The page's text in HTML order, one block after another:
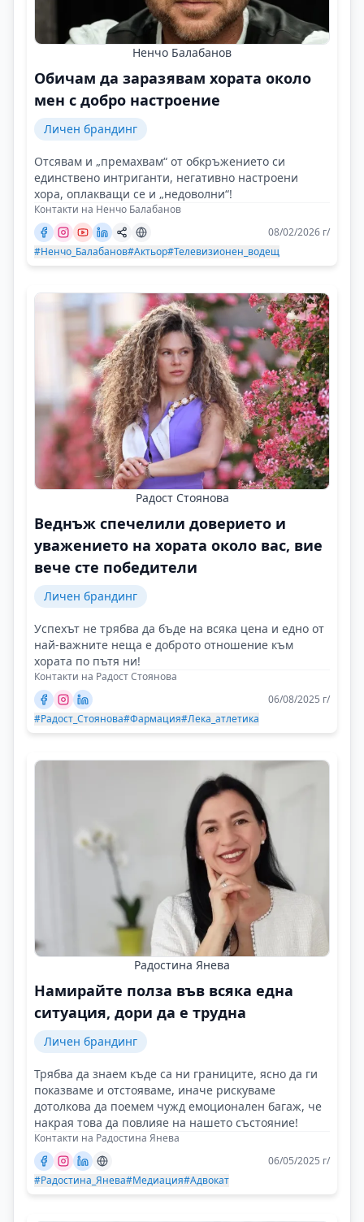
Ненчо Балабанов
Обичам да заразявам хората около
мен с добро настроение
Личен брандинг
Отсявам и „премахвам“ от обкръжението си
единствено интриганти, негативно настроени
хора, оплакващи се и „недоволни“!
Контакти на Ненчо Балабанов
08/02/2026 г/
#Ненчо_Балабанов#Актьор#Телевизионен_водещ
Радост Стоянова
Веднъж спечелили доверието и
уважението на хората около вас, вие
вече сте победители
Личен брандинг
Успехът не трябва да бъде на всяка цена и едно от
най-важните неща е доброто отношение към
хората по пътя ни!
Контакти на Радост Стоянова
06/08/2025 г/
#Радост_Стоянова#Фармация#Лека_атлетика
Радостина Янева
Намирайте полза във всяка една
ситуация, дори да е трудна
Личен брандинг
Трябва да знаем къде са ни границите, ясно да ги
показваме и отстояваме, иначе рискуваме
дотолкова да поемем чужд емоционален багаж, че
накрая това да повлияе на нашето състояние!
Контакти на Радостина Янева
06/05/2025 г/
#Радостина_Янева#Медиация#Адвокат